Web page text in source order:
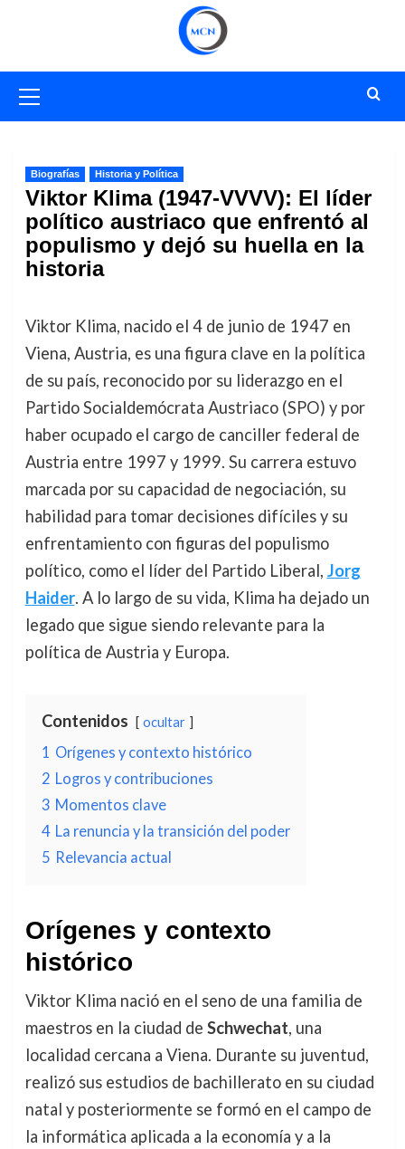
primario
Biografías Historia y Política
Viktor Klima (1947-VVVV): El líder
político austriaco que enfrentó al
populismo y dejó su huella en la
historia
Viktor Klima, nacido el 4 de junio de 1947 en
Viena, Austria, es una figura clave en la política
de su país, reconocido por su liderazgo en el
Partido Socialdemócrata Austriaco (SPO) y por
haber ocupado el cargo de canciller federal de
Austria entre 1997 y 1999. Su carrera estuvo
marcada por su capacidad de negociación, su
habilidad para tomar decisiones difíciles y su
enfrentamiento con figuras del populismo
político, como el líder del Partido Liberal, Jorg
Haider. A lo largo de su vida, Klima ha dejado un
legado que sigue siendo relevante para la
política de Austria y Europa.
Contenidos ocultar
1 Orígenes y contexto histórico
2 Logros y contribuciones
3 Momentos clave
4 La renuncia y la transición del poder
5 Relevancia actual
Orígenes y contexto
histórico
Viktor Klima nació en el seno de una familia de
maestros en la ciudad de Schwechat, una
localidad cercana a Viena. Durante su juventud,
realizó sus estudios de bachillerato en su ciudad
natal y posteriormente se formó en el campo de
la informática aplicada a la economía y a la